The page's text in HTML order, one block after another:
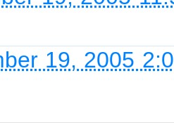
19, 2005